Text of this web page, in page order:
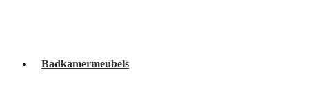
Badkamermeubels